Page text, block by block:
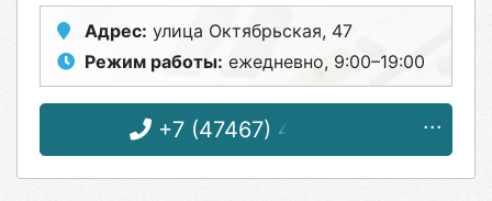
Адрес: улица Октябрьская, 47
Режим работы: ежедневно, 9:00–19:00
+7 (47467) 4-33-17